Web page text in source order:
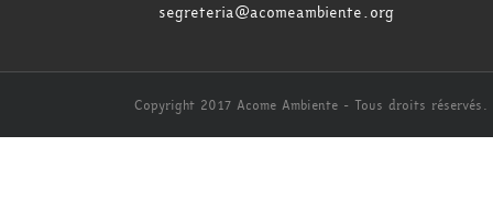
segreteria@acomeambiente.org
Copyright 2017 Acome Ambiente - Tous droits réservés.